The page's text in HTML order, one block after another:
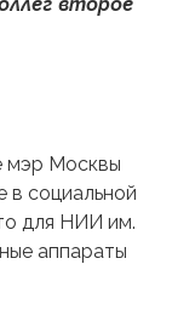
мэр Москвы
в социальной
для НИИ им.
аппараты